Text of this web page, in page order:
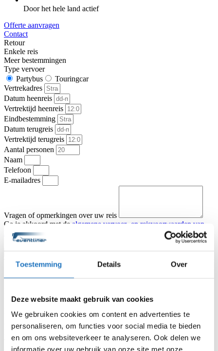
Toestemming Details Over
Deze website maakt gebruik van cookies
We gebruiken cookies om content en advertenties te
personaliseren, om functies voor social media te bieden
en om ons websiteverkeer te analyseren. Ook delen we
informatie over uw gebruik van onze site met onze
Door het hele land actief
Offerte aanvragen
Contact
Retour
Enkele reis
Meer bestemmingen
Type vervoer
Partybus
Touringcar
Vertrekadres
Datum heenreis
Vertrektijd heenreis
Eindbestemming
Datum terugreis
Vertrektijd terugreis
Aantal personen
Naam
Telefoon
E-mailadres
Vragen of opmerkingen over uw reis
Ga je akkoord met de algemene vervoer- en reisvoorwaarden van
KNV Busvervoer
Ik ga akkoord
Type vervoer
Touringcar
Vertrekadres
Vertrektijd heenreis
Eindbestemming
Aantal personen
Naam
Telefoon